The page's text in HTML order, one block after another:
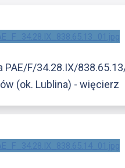
PAE/F/34.28.IX/
(ok. Lublina) - więcierz